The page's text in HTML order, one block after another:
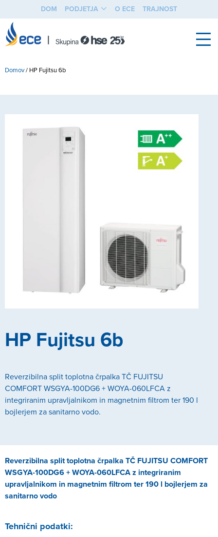
DOM PODJETJA O ECE TRAJNOST
Domov/ HP Fujitsu 6b
HP Fujitsu 6b
Reverzibilna split toplotna črpalka TČ FUJITSU
COMFORT WSGYA-100DG6 + WOYA-060LFCA z
integriranim upravljalnikom in magnetnim filtrom ter 190 l
bojlerjem za sanitarno vodo.
Reverzibilna split toplotna črpalka TČ FUJITSU COMFORT
WSGYA-100DG6 + WOYA-060LFCA z integriranim
upravljalnikom in magnetnim filtrom ter 190 l bojlerjem za
sanitarno vodo
Tehnični podatki: